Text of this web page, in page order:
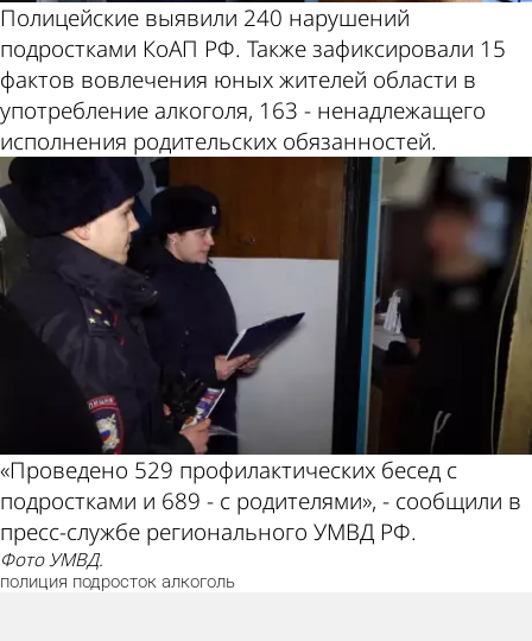
Полицейские выявили 240 нарушений
подростками КоАП РФ. Также зафиксировали 15
фактов вовлечения юных жителей области в
употребление алкоголя, 163 - ненадлежащего
исполнения родительских обязанностей.
«Проведено 529 профилактических бесед с
подростками и 689 - с родителями», - сообщили в
пресс-службе регионального УМВД РФ.
Фото УМВД.
полиция подросток алкоголь